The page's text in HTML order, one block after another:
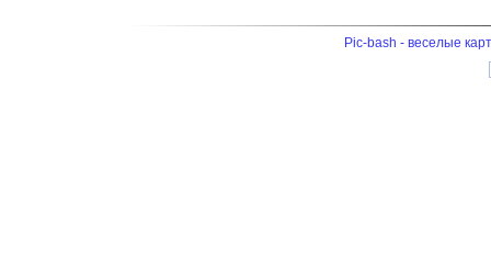
Pic-bash - веселые